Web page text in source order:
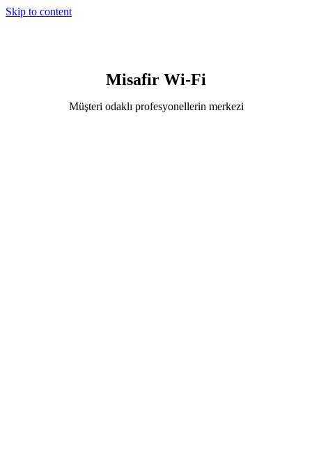
Skip to content
Misafir Wi-Fi
Müşteri odaklı profesyonellerin merkezi